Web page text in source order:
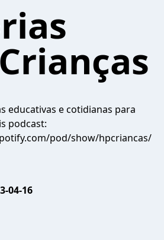
educativas e cotidianas para
podcast:
pod/show/hpcriancas/
04-16